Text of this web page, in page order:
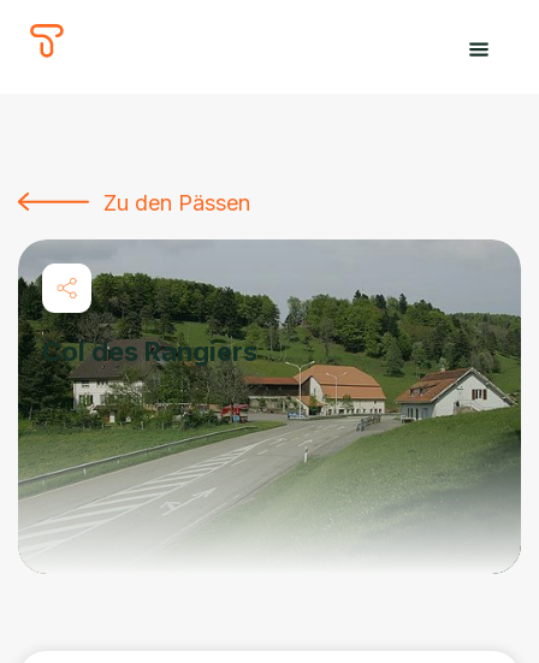
The
Tours
Zu den Pässen
Col des Rangiers